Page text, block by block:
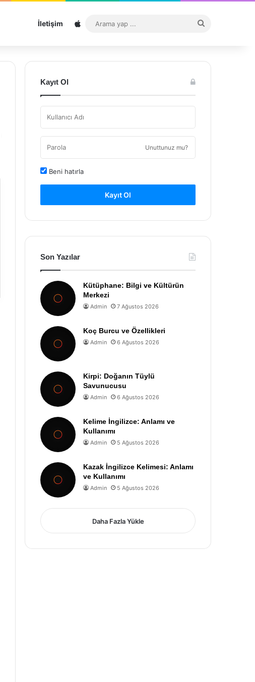
İletişim Sitemap
...
Kayıt Ol
Unuttunuz mu?
Beni hatırla
Kayıt Ol
Son Yazılar
Kütüphane: Bilgi ve Kültürün
Merkezi
Admin 7 Ağustos 2026
Koç Burcu ve Özellikleri
Admin 6 Ağustos 2026
Kirpi: Doğanın Tüylü
Savunucusu
Admin 6 Ağustos 2026
Kelime İngilizce: Anlamı ve
Kullanımı
Admin 5 Ağustos 2026
Kazak İngilizce Kelimesi: Anlamı
ve Kullanımı
Admin 5 Ağustos 2026
Daha Fazla Yükle